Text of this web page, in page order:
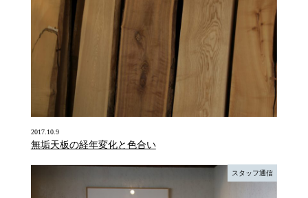
2017.10.9
無垢天板の経年変化と色合い
スタッフ通信